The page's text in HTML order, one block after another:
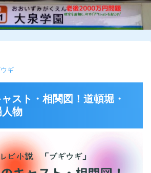
ギ
スト・相関図！道頓堀・
物